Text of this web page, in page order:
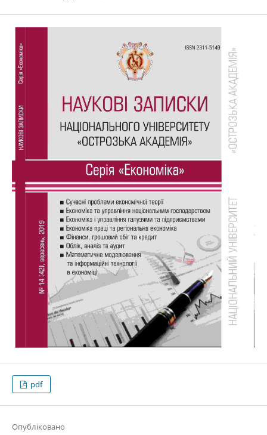
pdf
Опубліковано